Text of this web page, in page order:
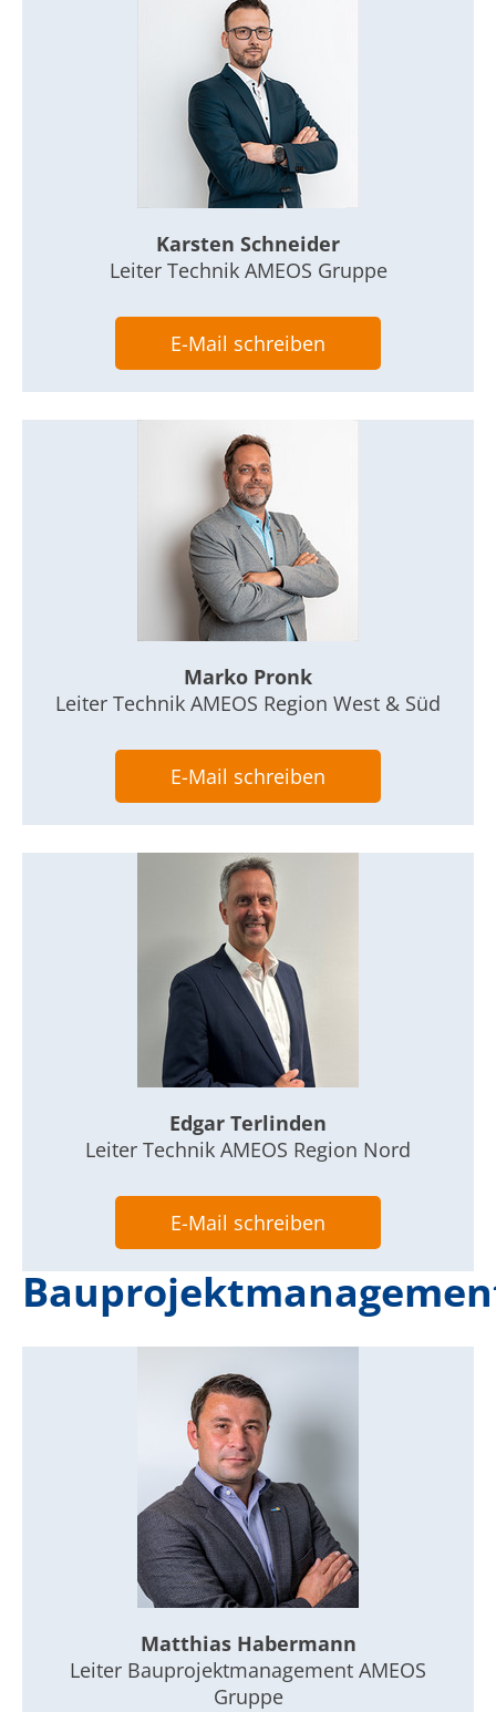
Karsten Schneider
Leiter Technik AMEOS Gruppe
E-Mail schreiben
Marko Pronk
Leiter Technik AMEOS Region West & Süd
E-Mail schreiben
Edgar Terlinden
Leiter Technik AMEOS Region Nord
E-Mail schreiben
Matthias Habermann
Leiter Bauprojektmanagement AMEOS
Gruppe